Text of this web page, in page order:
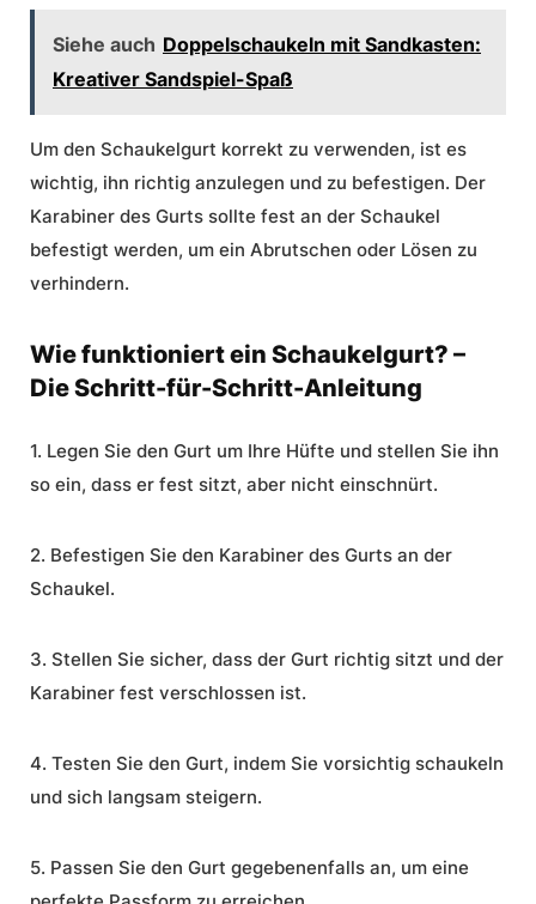
Siehe auch Doppelschaukeln mit Sandkasten:
Kreativer Sandspiel-Spaß
Um den Schaukelgurt korrekt zu verwenden, ist es
wichtig, ihn richtig anzulegen und zu befestigen. Der
Karabiner des Gurts sollte fest an der Schaukel
befestigt werden, um ein Abrutschen oder Lösen zu
verhindern.
Wie funktioniert ein Schaukelgurt? –
Die Schritt-für-Schritt-Anleitung
1. Legen Sie den Gurt um Ihre Hüfte und stellen Sie ihn
so ein, dass er fest sitzt, aber nicht einschnürt.
2. Befestigen Sie den Karabiner des Gurts an der
Schaukel.
3. Stellen Sie sicher, dass der Gurt richtig sitzt und der
Karabiner fest verschlossen ist.
4. Testen Sie den Gurt, indem Sie vorsichtig schaukeln
und sich langsam steigern.
5. Passen Sie den Gurt gegebenenfalls an, um eine